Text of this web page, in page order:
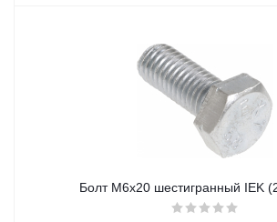
Болт М6х20 шестигранный IEK